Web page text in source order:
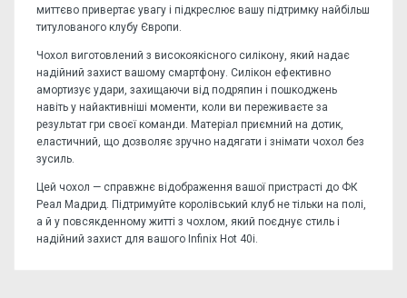
миттєво привертає увагу і підкреслює вашу підтримку найбільш
титулованого клубу Європи.
Чохол виготовлений з високоякісного силікону, який надає
надійний захист вашому смартфону. Силікон ефективно
амортизує удари, захищаючи від подряпин і пошкоджень
навіть у найактивніші моменти, коли ви переживаєте за
результат гри своєї команди. Матеріал приємний на дотик,
еластичний, що дозволяє зручно надягати і знімати чохол без
зусиль.
Цей чохол — справжнє відображення вашої пристрасті до ФК
Реал Мадрид. Підтримуйте королівський клуб не тільки на полі,
а й у повсякденному житті з чохлом, який поєднує стиль і
надійний захист для вашого Infinix Hot 40i.